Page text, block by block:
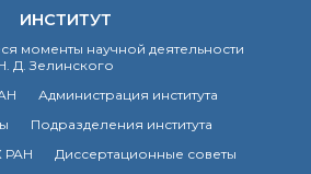
ИНСТИТУТ
моменты научной деятельности
Д. Зелинского
Администрация института
Подразделения института
РАН
Диссертационные советы